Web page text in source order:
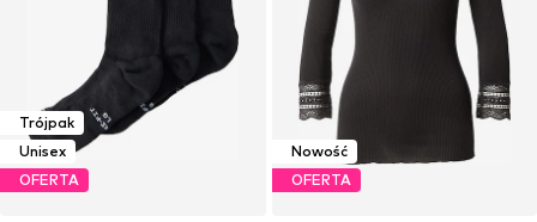
Trójpak
Unisex
OFERTA
Nowość
OFERTA